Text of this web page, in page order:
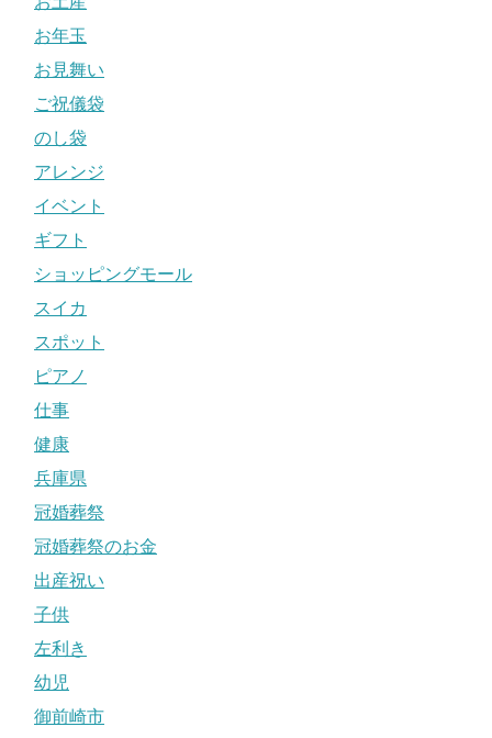
お年玉
お見舞い
ご祝儀袋
のし袋
アレンジ
イベント
ギフト
ショッピングモール
スイカ
スポット
ピアノ
仕事
健康
兵庫県
冠婚葬祭
冠婚葬祭のお金
出産祝い
子供
左利き
幼児
御前崎市